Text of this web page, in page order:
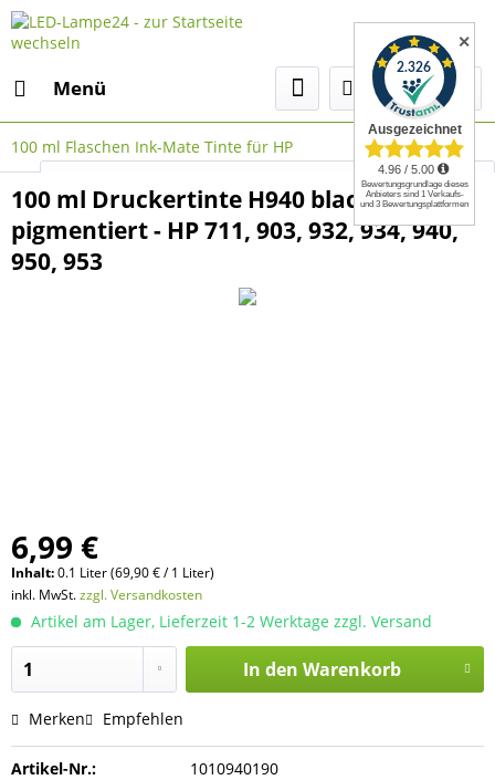
Menü
Select Language▼
100 ml Flaschen Ink-Mate Tinte für HP
100 ml Druckertinte H940 black,
pigmentiert - HP 711, 903, 932, 934, 940,
950, 953
6,99 €
Inhalt:0.1 Liter (69,90 € / 1 Liter)
inkl. MwSt.zzgl. Versandkosten
Artikel am Lager, Lieferzeit 1-2 Werktage zzgl. Versand
In den Warenkorb
Merken Empfehlen
Artikel-Nr.: 1010940190
✕